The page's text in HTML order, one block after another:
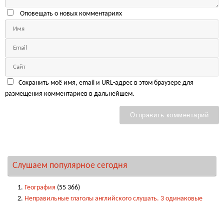
Оповещать о новых комментариях
Сохранить моё имя, email и URL-адрес в этом браузере для
размещения комментариев в дальнейшем.
Слушаем популярное сегодня
География (55 366)
Неправильные глаголы английского слушать. 3 одинаковые